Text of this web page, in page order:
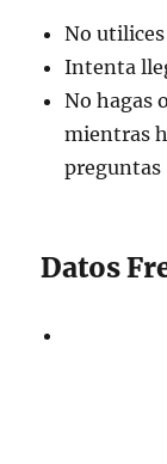
No utilices
Intenta
No hagas
mientras
preguntas
Datos